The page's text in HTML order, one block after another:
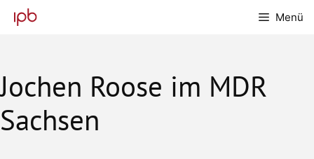
Inhalt
Menü
Jochen Roose im MDR
Sachsen